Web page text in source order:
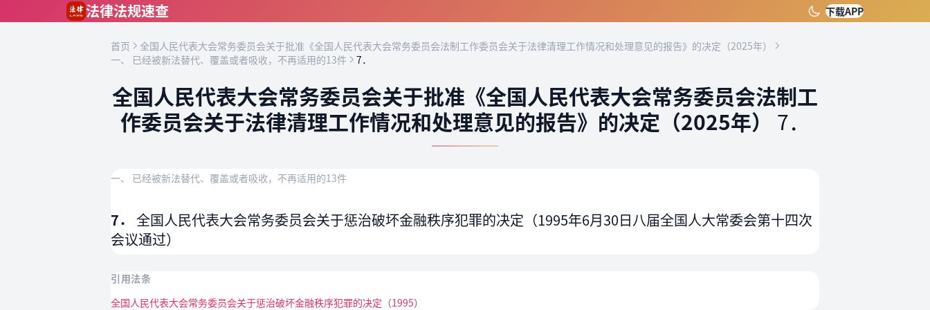
法律法规速查 下载APP
首页
全国人民代表大会常务委员会关于批准《全国人民代表大会常务委员会法制工作委员会关于法律清理工作情况和处理意见的报告》的决定（2025年）
一、 已经被新法替代、覆盖或者吸收，不再适用的13件
7．
全国人民代表大会常务委员会关于批准《全国人民代表大会常务委员会法制工
作委员会关于法律清理工作情况和处理意见的报告》的决定（2025年） 7．
一、 已经被新法替代、覆盖或者吸收，不再适用的13件
7． 全国人民代表大会常务委员会关于惩治破坏金融秩序犯罪的决定（1995年6月30日八届全国人大常委会第十四次
会议通过）
引用法条
全国人民代表大会常务委员会关于惩治破坏金融秩序犯罪的决定（1995）